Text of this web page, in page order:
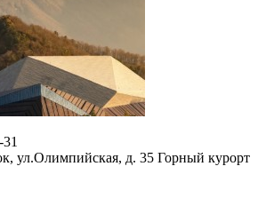
ул.Олимпийская, д. 35 Горный курорт